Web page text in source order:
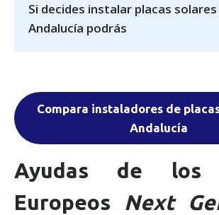
Si decides instalar placas solares
Andalucía podrás
Compara instaladores de
Andalucía
Ayudas de los
Europeos Next